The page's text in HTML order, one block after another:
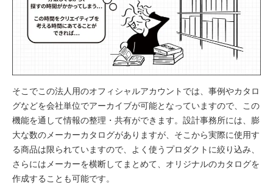
そこでこの法人用のオフィシャルアカウントでは、事例やカタロ
グなどを会社単位でアーカイブが可能となっていますので、この
機能を通して情報の整理・共有ができます。設計事務所には、膨
大な数のメーカーカタログがありますが、そこから実際に使用す
る商品は限られていますので、よく使うプロダクトに絞り込み、
さらにはメーカーを横断してまとめて、オリジナルのカタログを
作成することも可能です。